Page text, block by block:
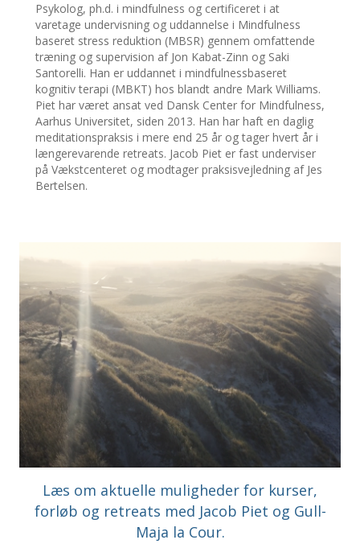
Psykolog, ph.d. i mindfulness og certificeret i at
varetage undervisning og uddannelse i Mindfulness
baseret stress reduktion (MBSR) gennem omfattende
træning og supervision af Jon Kabat-Zinn og Saki
Santorelli. Han er uddannet i mindfulnessbaseret
kognitiv terapi (MBKT) hos blandt andre Mark Williams.
Piet har været ansat ved Dansk Center for Mindfulness,
Aarhus Universitet, siden 2013. Han har haft en daglig
meditationspraksis i mere end 25 år og tager hvert år i
længerevarende retreats. Jacob Piet er fast underviser
på Vækstcenteret og modtager praksisvejledning af Jes
Bertelsen.
Læs om aktuelle muligheder for kurser,
forløb og retreats med Jacob Piet og Gull-
Maja la Cour.